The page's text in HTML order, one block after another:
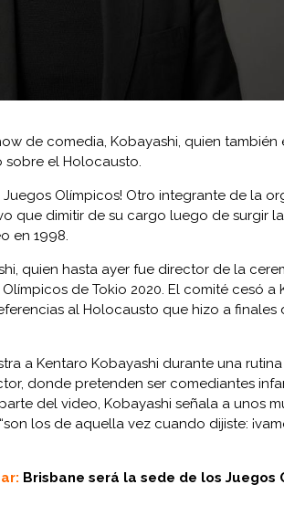
de comedia, Kobayashi, quien
el Holocausto.
Juegos Olímpicos! Otro integrante de la
que dimitir de su cargo luego de surgir
en 1998.
quien hasta ayer fue director de la
de Tokio 2020. El comité cesó a
al Holocausto que hizo a finales
a Kentaro Kobayashi durante una
donde pretenden ser comediantes
del video, Kobayashi señala a unos
los de aquella vez cuando dijiste:
Brisbane será la sede de los Juegos